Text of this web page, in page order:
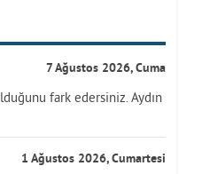
7 Ağustos 2026, Cuma
fark edersiniz. Aydın
1 Ağustos 2026, Cumartesi